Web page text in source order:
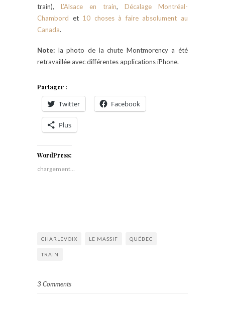
train), L’Alsace en train, Décalage Montréal-
Chambord et 10 choses à faire absolument au
Canada.
Note: la photo de la chute Montmorency a été
retravaillée avec différentes applications iPhone.
Partager :
Twitter Facebook
Plus
WordPress:
chargement…
CHARLEVOIX LE MASSIF QUÉBEC
TRAIN
3 Comments